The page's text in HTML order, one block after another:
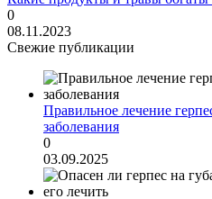
0
08.11.2023
Свежие публикации
Правильное лечение
заболевания
0
03.09.2025